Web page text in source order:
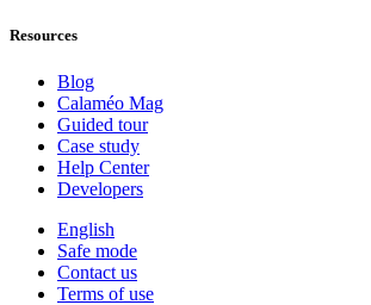
Resources
Blog
Calaméo Mag
Guided tour
Case study
Help Center
Developers
English
Safe mode
Contact us
Terms of use